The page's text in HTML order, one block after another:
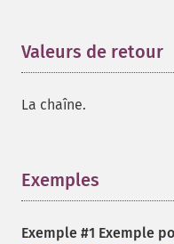
Valeurs de retour
La chaîne.
Exemples
Exemple #1 Exemple